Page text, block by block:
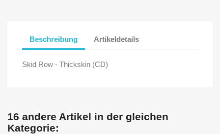
Beschreibung Artikeldetails
Skid Row - Thickskin (CD)
16 andere Artikel in der gleichen
Kategorie: